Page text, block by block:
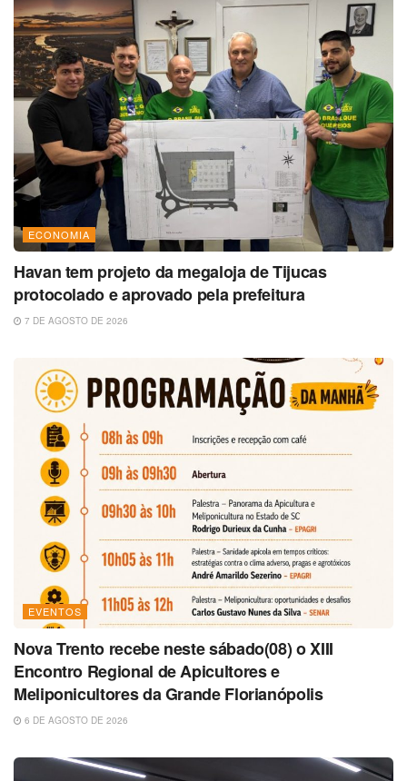
ECONOMIA
Havan tem projeto da megaloja de Tijucas
protocolado e aprovado pela prefeitura
7 DE AGOSTO DE 2026
EVENTOS
Nova Trento recebe neste sábado(08) o XIII
Encontro Regional de Apicultores e
Meliponicultores da Grande Florianópolis
6 DE AGOSTO DE 2026